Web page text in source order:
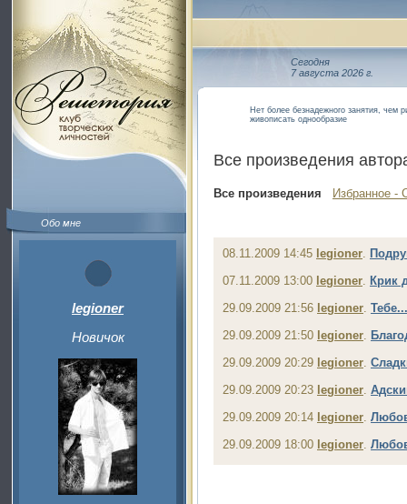
Обо мне
legioner
Новичок
Сегодня
7 августа 2026 г.
Нет более безнадежного занятия, чем
живописать однообразие
Все произведения
Все произведения Избранное -
08.11.2009 14:45 legioner.
07.11.2009 13:00 legioner. Крик
29.09.2009 21:56 legioner. Тебе...
29.09.2009 21:50 legioner.
29.09.2009 20:29 legioner.
29.09.2009 20:23 legioner.
29.09.2009 20:14 legioner.
29.09.2009 18:00 legioner.